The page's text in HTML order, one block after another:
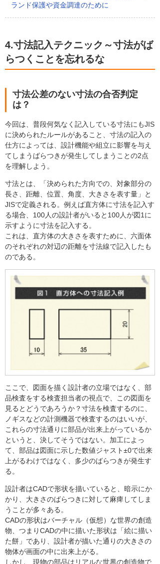
ランド保護や資金調達のために
4.寸法記入テクニック～寸法がば
らつくことを忘れるな
寸法公差のない寸法の合否判定
は？
今回は、普段何気なく記入している寸法にもJIS
に決められたルールがあること、寸法の記入の
仕方によっては、設計機能や組立に影響を与え
てしまうばらつきが発生してしまうことの2点
を理解しよう。
寸法とは、「決められた方向での、対象部分の
長さ、距離、位置、角度、大きさを表す量」と
JISで定義される。例えば直方体に寸法を記入す
る場合、100人の設計者がいると100人が図1に
示すように寸法を記入する。
これは、直方体の大きさを表すために、六面体
のそれぞれの対辺の距離を寸法線で記入したも
のである。
ここで、図面を描く設計者の立場ではなく、部
品検査をする検査担当者の視点で、この図面を
見るとどうであろうか？寸法を検査するのに、
ノギスなどの計測機器で検査するのはいいが、
これらの寸法通りに部品が出来上がっているか
というと、決してそうではない。加工によっ
て、部品は図面に示した数値ジャスト±0で出来
上がるわけではなく、多少のばらつきが発生す
る。
設計者はCADで形状を描いていると、暗示にか
かり、大きさのばらつきに対して麻痺してしま
うことが多々ある。
CADの形状はバーチャル（仮想）な世界の創造
物、つまりCADの中に描いた形状は「絵に描い
た餅」であり、設計者が描いた通りの大きさの
物体が画面の中に出来上がる。
しかし、現物の部品はリアルな世界の創造物で